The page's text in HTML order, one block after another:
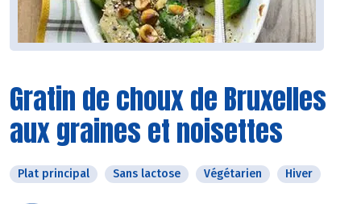
Gratin de choux de Bruxelles
aux graines et noisettes
Plat principal Sans lactose Végétarien Hiver